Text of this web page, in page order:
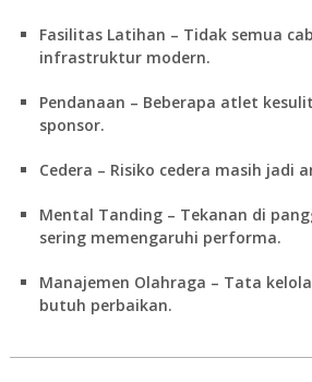
Fasilitas Latihan – Tidak semua
infrastruktur modern.
Pendanaan – Beberapa atlet
sponsor.
Cedera – Risiko cedera masih jadi
Mental Tanding– Tekanan di
sering memengaruhi performa.
Manajemen Olahraga – Tata
butuh perbaikan.